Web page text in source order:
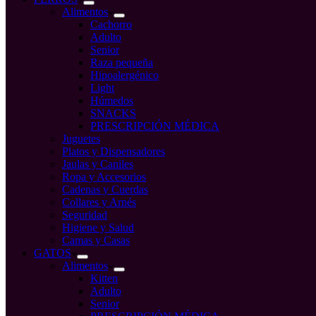
Alimentos
Cachorro
Adulto
Senior
Raza pequeña
Hipoalergénico
Light
Húmedos
SNACKS
PRESCRIPCIÓN MÉDICA
Juguetes
Platos y Dispensadores
Jaulas y Caniles
Ropa y Accesorios
Cadenas y Cuerdas
Collares y Arnés
Seguridad
Higiene y Salud
Camas y Casas
GATOS
Alimentos
Kitten
Adulto
Senior